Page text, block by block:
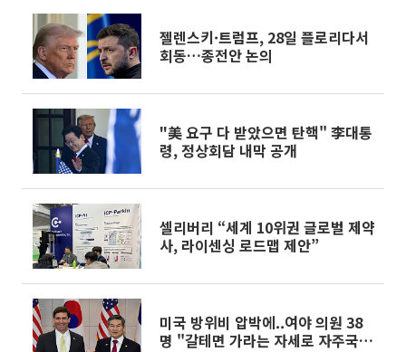
젤렌스키·트럼프, 28일 플로리다서
회동…종전안 논의
"美 요구 다 받았으면 탄핵" 李대통
령, 정상회담 내막 공개
셀리버리 “세계 10위권 글로벌 제약
사, 라이센싱 로드맵 제안”
미국 방위비 압박에..여야 의원 38
명 "갈테면 가라는 자세로 자주국방